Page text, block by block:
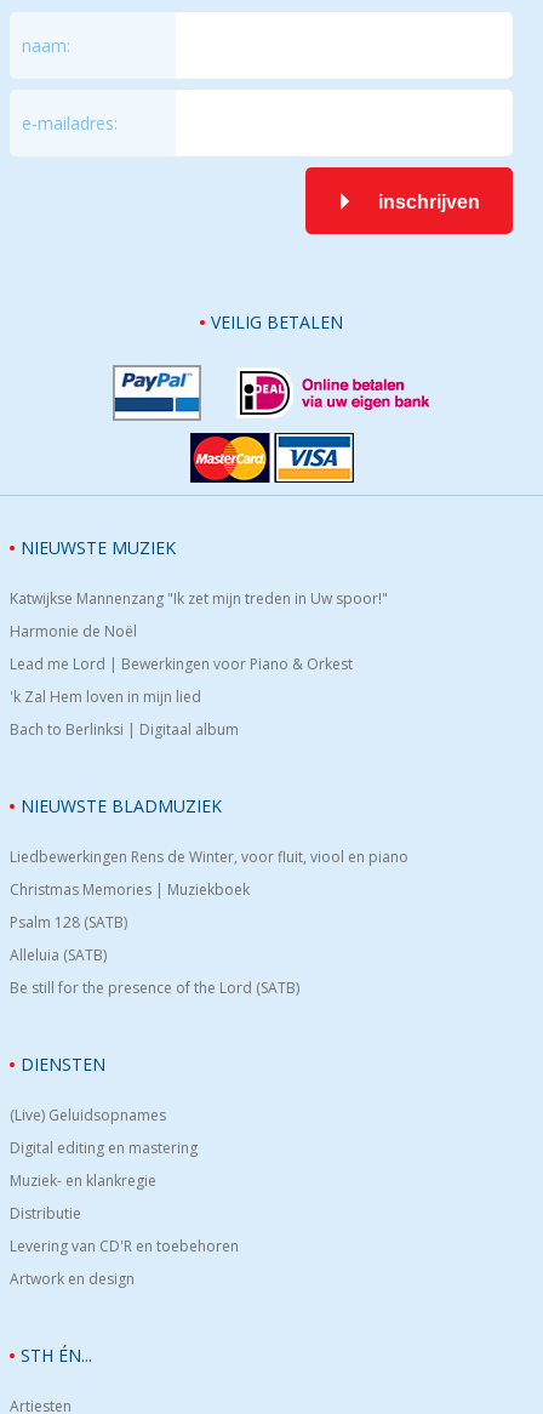
naam:
e-mailadres:
inschrijven
VEILIG BETALEN
NIEUWSTE MUZIEK
Katwijkse Mannenzang "Ik zet mijn treden in Uw spoor!"
Harmonie de Noël
Lead me Lord | Bewerkingen voor Piano & Orkest
'k Zal Hem loven in mijn lied
Bach to Berlinksi | Digitaal album
NIEUWSTE BLADMUZIEK
Liedbewerkingen Rens de Winter, voor fluit, viool en piano
Christmas Memories | Muziekboek
Psalm 128 (SATB)
Alleluia (SATB)
Be still for the presence of the Lord (SATB)
DIENSTEN
(Live) Geluidsopnames
Digital editing en mastering
Muziek- en klankregie
Distributie
Levering van CD'R en toebehoren
Artwork en design
STH ÉN...
Artiesten